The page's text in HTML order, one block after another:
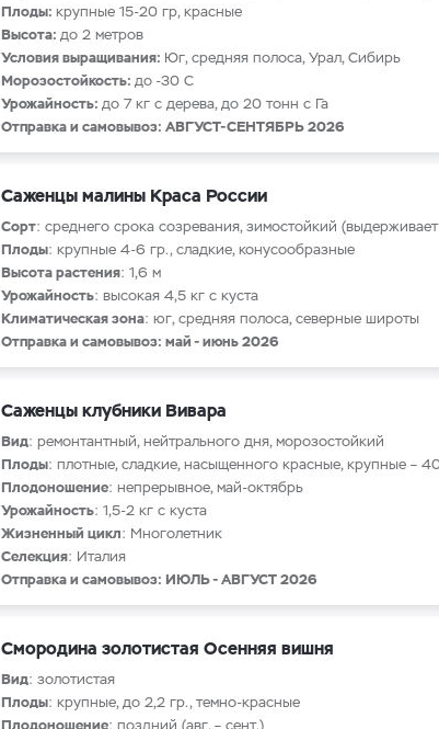
Плоды: крупные 15-20 гр, красные
Высота: до 2 метров
Условия выращивания: Юг, средняя полоса, Урал, Сибирь
Морозостойкость: до -30 С
Урожайность: до 7 кг с дерева, до 20 тонн с Га
Отправка и самовывоз: АВГУСТ-СЕНТЯБРЬ 2026
Саженцы малины Краса России
Сорт: среднего срока созревания, зимостойкий
Плоды: крупные 4-6 гр., сладкие, конусообразные
Высота растения: 1,6 м
Урожайность: высокая 4,5 кг с куста
Климатическая зона: юг, средняя полоса, северные широты
Отправка и самовывоз: май - июнь 2026
Саженцы клубники Вивара
Вид: ремонтантный, нейтрального дня, морозостойкий
Плоды: плотные, сладкие, насыщенного красные, крупные –
Плодоношение: непрерывное, май-октябрь
Урожайность: 1,5-2 кг с куста
Жизненный цикл: Многолетник
Селекция: Италия
Отправка и самовывоз: ИЮЛЬ - АВГУСТ 2026
Смородина золотистая Осенняя вишня
Вид: золотистая
Плоды: крупные, до 2,2 гр., темно-красные
Плодоношение: поздний (авг. – сент.)